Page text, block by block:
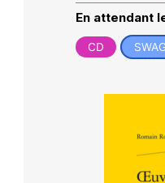
En attendant
CD